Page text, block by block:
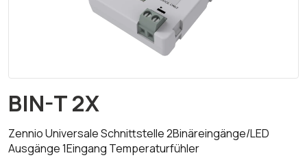
BIN-T 2X
Zennio Universale Schnittstelle 2Binäreingänge/LED
Ausgänge 1Eingang Temperaturfühler